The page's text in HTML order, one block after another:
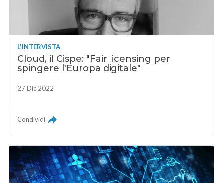
L'INTERVISTA
Cloud, il Cispe: "Fair licensing per
spingere l'Europa digitale"
27 Dic 2022
Condividi